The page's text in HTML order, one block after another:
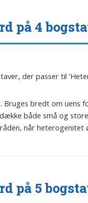
på 4
der passer til
Bruges bredt om uens
både små og
når heterogenitet
på 5